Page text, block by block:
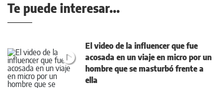
Te puede interesar...
El video de la influencer que fue
acosada en un viaje en micro por un
hombre que se masturbó frente a
ella